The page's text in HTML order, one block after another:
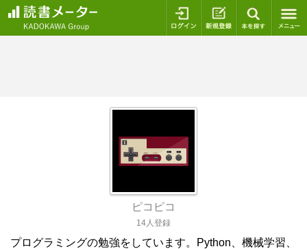
ログイン 新規登録
ピコピコ
14人登録
プログラミングの勉強をしています。Python、機械学習、